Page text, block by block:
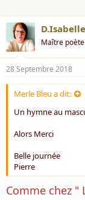
D.Isabelle
Maître poète
28 Septembre 2018
Merle Bleu a dit:
Un hymne au
Alors Merci
Belle journée
Pierre
Comme chez "